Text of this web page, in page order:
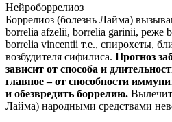
Нейроборрелиоз
Боррелиоз (болезнь Лайма)
borrelia afzelii, borrelia garinii, реже
borrelia vincentii т.е., спирохеты,
возбудителя сифилиса. Прогноз
зависит от способа и
главное – от способности
и обезвредить боррелию.
Лайма) народными средствами